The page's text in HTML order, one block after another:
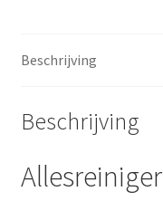
Beschrijving
Beschrijving
Allesreiniger